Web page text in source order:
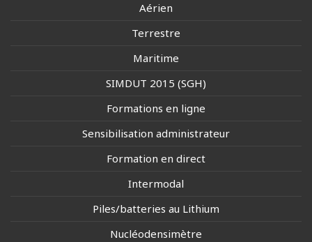
Aérien
Terrestre
Maritime
SIMDUT 2015 (SGH)
Formations en ligne
Sensibilisation administrateur
Formation en direct
Intermodal
Piles/batteries au Lithium
Nucléodensimètre